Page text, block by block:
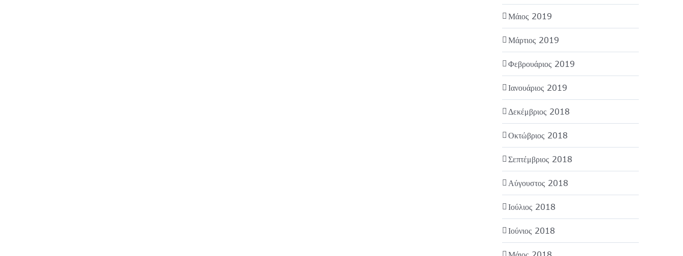
Μάιος 2019
Μάρτιος 2019
Φεβρουάριος 2019
Ιανουάριος 2019
Δεκέμβριος 2018
Οκτώβριος 2018
Σεπτέμβριος 2018
Αύγουστος 2018
Ιούλιος 2018
Ιούνιος 2018